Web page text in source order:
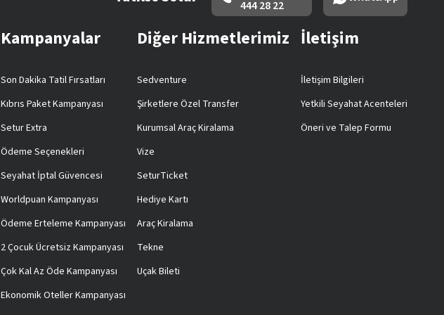
444 28 22
Kampanyalar
Son Dakika Tatil Fırsatları
Kıbrıs Paket Kampanyası
Setur Extra
Ödeme Seçenekleri
Seyahat İptal Güvencesi
Worldpuan Kampanyası
Ödeme Erteleme Kampanyası
2 Çocuk Ücretsiz Kampanyası
Çok Kal Az Öde Kampanyası
Ekonomik Oteller Kampanyası
Diğer Hizmetlerimiz
Sedventure
Şirketlere Özel Transfer
Kurumsal Araç Kiralama
Vize
SeturTicket
Hediye Kartı
Araç Kiralama
Tekne
Uçak Bileti
İletişim
İletişim Bilgileri
Yetkili Seyahat Acenteleri
Öneri ve Talep Formu